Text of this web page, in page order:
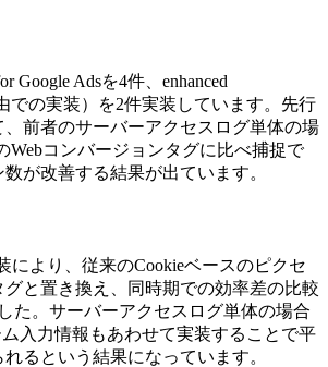
Google Adsを4件、enhanced
での実装）を2件実装しています。先行
前者のサーバーアクセスログ単体の場
Webコンバージョンタグに比べ捕捉で
が改善する結果が出ています。
により、従来のCookieベースのピクセ
グと置き換え、同時期での効率差の比較
た。サーバーアクセスログ単体の場合
入力情報もあわせて実装することで平
るという結果になっています。